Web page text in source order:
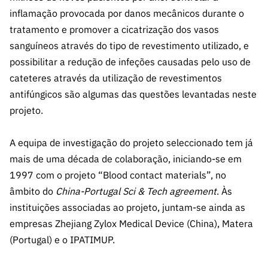
PRR –
“Ciência +
Digital” e
“Ciência +
Capacitaç
ão”
inflamação provocada por danos mecânicos durante o
tratamento e promover a cicatrização dos vasos
sanguíneos através do tipo de revestimento utilizado, e
possibilitar a redução de infeções causadas pelo uso de
cateteres através da utilização de revestimentos
antifúngicos são algumas das questões levantadas neste
projeto.
A equipa de investigação do projeto seleccionado tem já
mais de uma década de colaboração, iniciando-se em
1997 com o projeto “Blood contact materials”, no
âmbito do China-Portugal Sci & Tech agreement. Às
instituições associadas ao projeto, juntam-se ainda as
empresas Zhejiang Zylox Medical Device (China), Matera
(Portugal) e o IPATIMUP.